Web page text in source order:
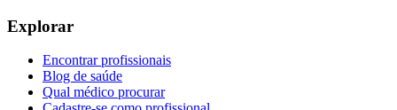
Explorar
Encontrar profissionais
Blog de saúde
Qual médico procurar